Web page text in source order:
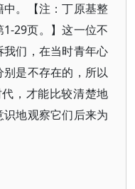
。【注：丁原基整
29页。】这一位不
们，在当时青年心
是不存在的，所以
代，才能比较清楚地
地观察它们后来为